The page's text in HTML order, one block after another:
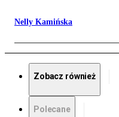
Nelly Kamińska
Zobacz również
Polecane